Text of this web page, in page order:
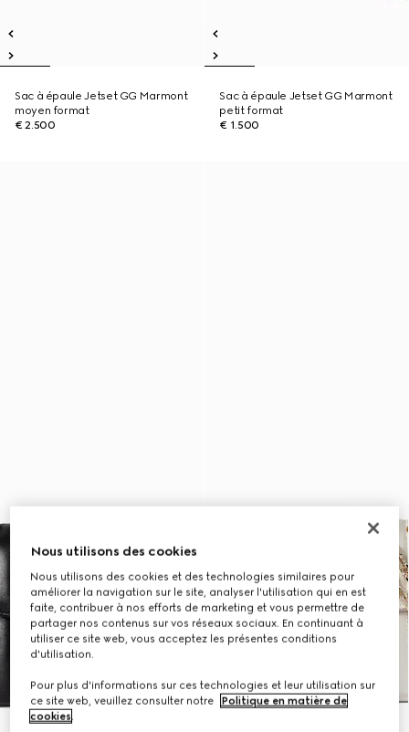
Sac à épaule Jetset GG Marmont
moyen format
€ 2.500
Sac à épaule Jetset GG Marmont
petit format
€ 1.500
Nous utilisons des cookies
Nous utilisons des cookies et des technologies similaires pour
améliorer la navigation sur le site, analyser l'utilisation qui en est
faite, contribuer à nos efforts de marketing et vous permettre de
partager nos contenus sur vos réseaux sociaux. En continuant à
utiliser ce site web, vous acceptez les présentes conditions
d'utilisation.
Pour plus d'informations sur ces technologies et leur utilisation sur
ce site web, veuillez consulter notre
Politique en matière de
cookies.